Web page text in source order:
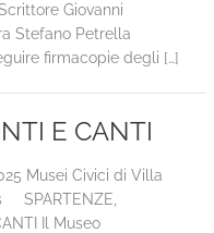
Giovanni
Stefano Petrella
firmacopie degli […]
E CANTI
Musei Civici di Villa
SPARTENZE,
Il Museo